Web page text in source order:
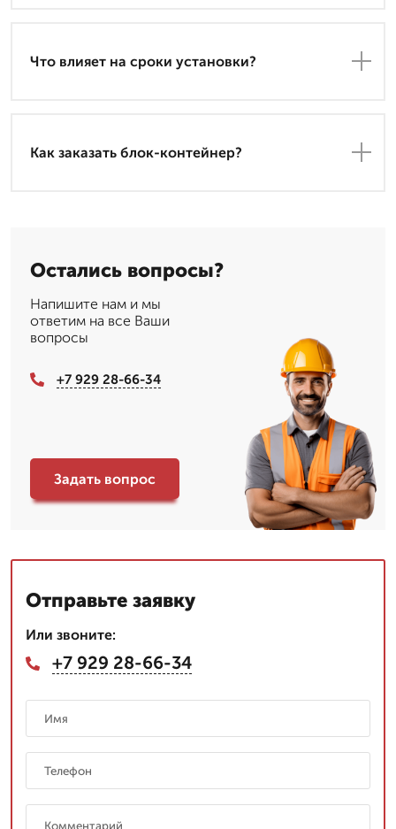
Что влияет на сроки установки?
Как заказать блок-контейнер?
Остались вопросы?
Напишите нам и мы
ответим на все Ваши
вопросы
+7 929 28-66-34
Задать вопрос
Отправьте заявку
Или звоните:
+7 929 28-66-34